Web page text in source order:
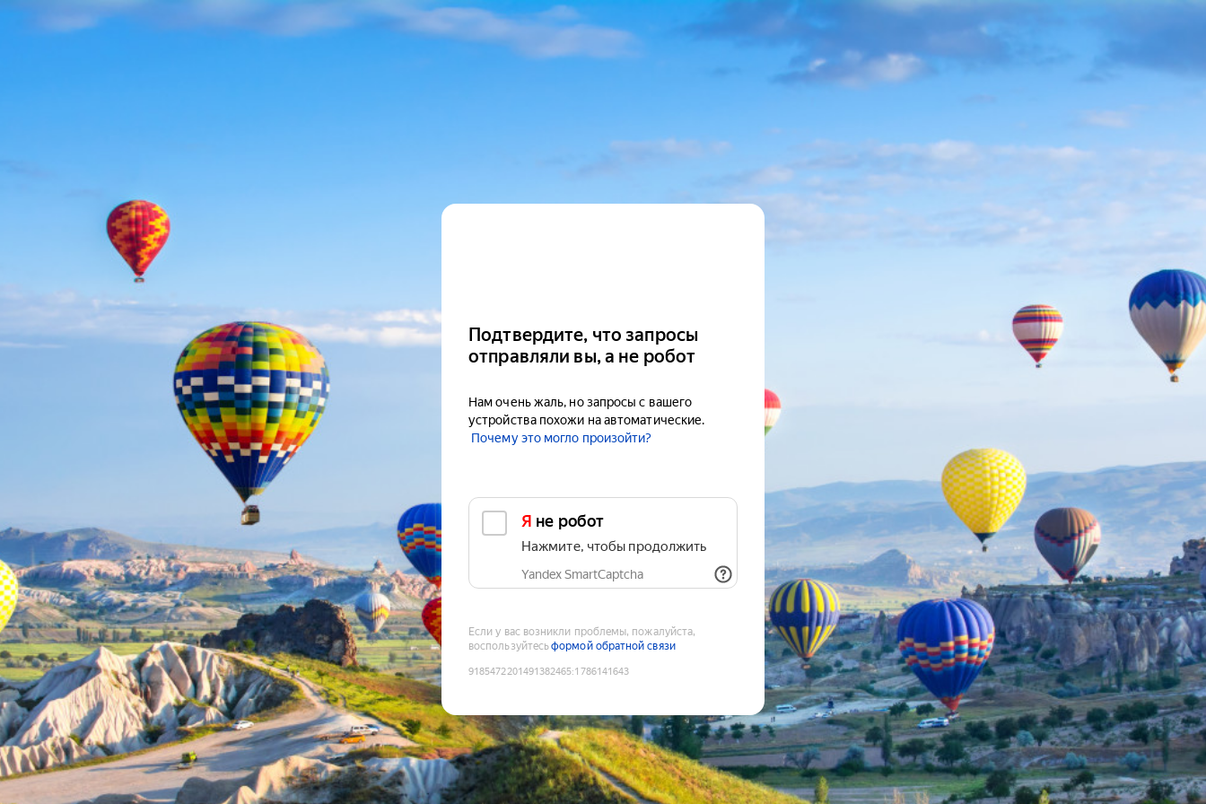
Подтвердите, что запросы
отправляли вы, а не робот
Нам очень жаль, но запросы с вашего
устройства похожи на автоматические.
Почему это могло произойти?
Я не робот
Нажмите, чтобы продолжить
Yandex SmartCaptcha
Если у вас возникли проблемы, пожалуйста,
воспользуйтесьформой обратной связи
9185472201491382465:1786141643